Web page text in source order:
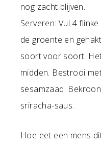
nog zacht blijven.
Serveren: Vul 4
de groente en
soort voor soort.
midden. Bestrooi
sesamzaad.
sriracha-saus.
Hoe eet een mens